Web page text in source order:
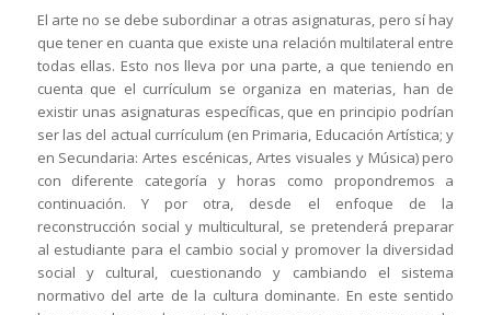
El arte no se debe subordinar a otras asignaturas, pero sí hay
que tener en cuanta que existe una relación multilateral entre
todas ellas. Esto nos lleva por una parte, a que teniendo en
cuenta que el currículum se organiza en materias, han de
existir unas asignaturas específicas, que en principio podrían
ser las del actual currículum (en Primaria, Educación Artística; y
en Secundaria: Artes escénicas, Artes visuales y Música) pero
con diferente categoría y horas como propondremos a
continuación. Y por otra, desde el enfoque de la
reconstrucción social y multicultural, se pretenderá preparar
al estudiante para el cambio social y promover la diversidad
social y cultural, cuestionando y cambiando el sistema
normativo del arte de la cultura dominante. En este sentido